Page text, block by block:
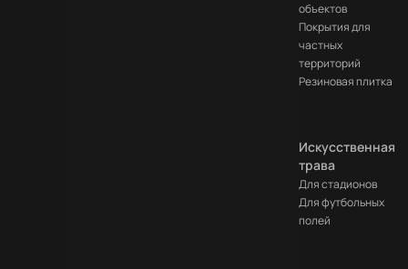
объектов
Покрытия для
частных
территорий
Резиновая плитка
Искусственная
трава
Для стадионов
Для футбольных
полей